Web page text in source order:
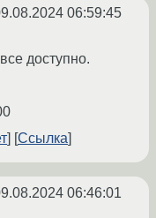
06:59:45
доступно.
Ссылка
06:46:01